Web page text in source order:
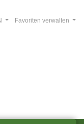
Favoriten verwalten